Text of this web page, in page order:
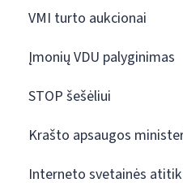
VMI turto aukcionai
Įmonių VDU palyginimas
STOP šešėliui
Krašto apsaugos
Interneto svetainės